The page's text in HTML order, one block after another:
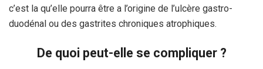
c’est la qu’elle pourra être a l’origine de l’ulcère gastro-
duodénal ou des gastrites chroniques atrophiques.
De quoi peut-elle se compliquer ?